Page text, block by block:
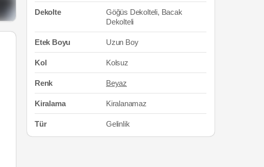
Dekolte
Göğüs Dekolteli, Bacak
Dekolteli
Etek Boyu Uzun Boy
Kol Kolsuz
Renk Beyaz
Kiralama Kiralanamaz
Tür Gelinlik